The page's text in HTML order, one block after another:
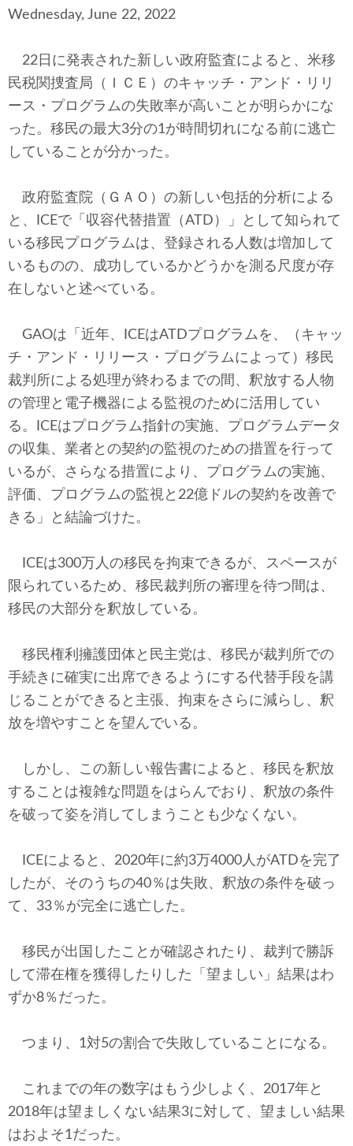
航空宇宙・防衛
国境・移民政策
テクノロジー
コメンタリー
ビル・ガーツ
東アジア
東京発
Wednesday, June 22, 2022
22日に発表された新しい政府監査によると、米移
民税関捜査局（ＩＣＥ）のキャッチ・アンド・リリ
ース・プログラムの失敗率が高いことが明らかにな
った。移民の最大3分の1が時間切れになる前に逃亡
していることが分かった。
政府監査院（ＧＡＯ）の新しい包括的分析による
と、ICEで「収容代替措置（ATD）」として知られて
いる移民プログラムは、登録される人数は増加して
いるものの、成功しているかどうかを測る尺度が存
在しないと述べている。
GAOは「近年、ICEはATDプログラムを、（キャッ
チ・アンド・リリース・プログラムによって）移民
裁判所による処理が終わるまでの間、釈放する人物
の管理と電子機器による監視のために活用してい
る。ICEはプログラム指針の実施、プログラムデータ
の収集、業者との契約の監視のための措置を行って
いるが、さらなる措置により、プログラムの実施、
評価、プログラムの監視と22億ドルの契約を改善で
きる」と結論づけた。
ICEは300万人の移民を拘束できるが、スペースが
限られているため、移民裁判所の審理を待つ間は、
移民の大部分を釈放している。
移民権利擁護団体と民主党は、移民が裁判所での
手続きに確実に出席できるようにする代替手段を講
じることができると主張、拘束をさらに減らし、釈
放を増やすことを望んでいる。
しかし、この新しい報告書によると、移民を釈放
することは複雑な問題をはらんでおり、釈放の条件
を破って姿を消してしまうことも少なくない。
ICEによると、2020年に約3万4000人がATDを完了
したが、そのうちの40％は失敗、釈放の条件を破っ
て、33％が完全に逃亡した。
移民が出国したことが確認されたり、裁判で勝訴
して滞在権を獲得したりした「望ましい」結果はわ
ずか8％だった。
つまり、1対5の割合で失敗していることになる。
これまでの年の数字はもう少しよく、2017年と
2018年は望ましくない結果3に対して、望ましい結果
はおよそ1だった。